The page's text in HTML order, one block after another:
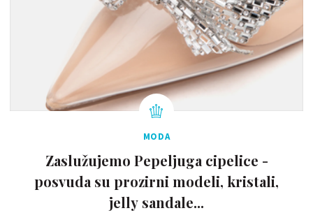
MODA
Zaslužujemo Pepeljuga cipelice -
posvuda su prozirni modeli, kristali,
jelly sandale...